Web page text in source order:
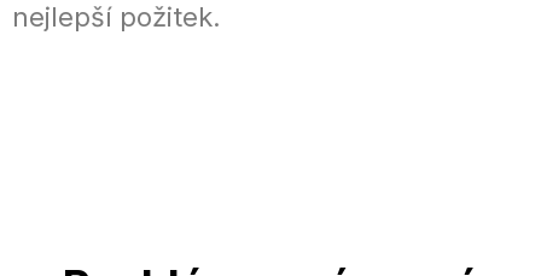
nejlepší požitek.